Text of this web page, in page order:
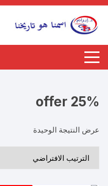
التجاوز
المحتوى
offer 25%
عرض النتيجة الوحيدة